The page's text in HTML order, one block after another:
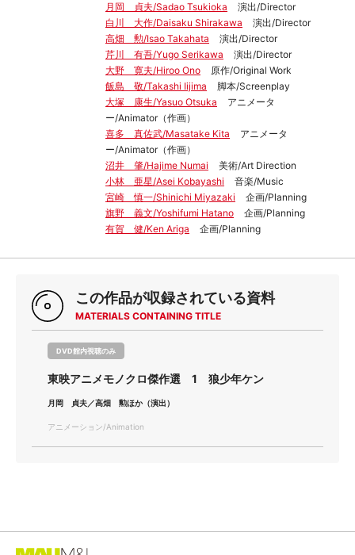
月岡 貞夫/Sadao Tsukioka
演出/Director
白川 大作/Daisaku Shirakawa
演出/Director
高畑 勲/Isao Takahata
演出/Director
芹川 有吾/Yugo Serikawa
演出/Director
大野 寛夫/Hiroo Ono
原作/Original Work
飯島 敬/Takashi Iijima
脚本/Screenplay
大塚 康生/Yasuo Otsuka
アニメータ
ー/Animator（作画）
喜多 真佐武/Masatake Kita
アニメータ
ー/Animator（作画）
沼井 肇/Hajime Numai
美術/Art Direction
小林 亜星/Asei Kobayashi
音楽/Music
宮崎 慎一/Shinichi Miyazaki
企画/Planning
旗野 義文/Yoshifumi Hatano
企画/Planning
有賀 健/Ken Ariga
企画/Planning
この作品が収録されている資料
MATERIALS CONTAINING TITLE
DVD館内視聴のみ
東映アニメモノクロ傑作選 1 狼少年ケン
月岡 貞夫／高畑 勲ほか（演出）
アニメーション/Animation